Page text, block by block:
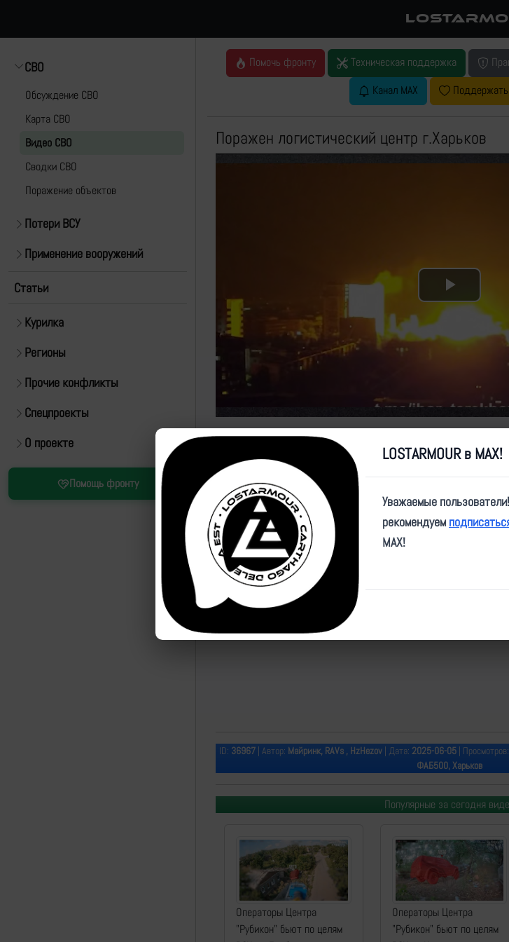
СВО
Обсуждение СВО
Карта СВО
Видео СВО
Cводки СВО
Поражение объектов
Потери ВСУ
Применение вооружений
Статьи
Курилка
Регионы
Прочие конфликты
Спецпроекты
О проекте
Помощь фронту
Помочь фронту Техническая поддержка
Канал MAX
Поражен логистический центр г.Харьков
Play
Video
ID: 36967| Автор: Майринк, RAVs , HzHezov| Дата: 2025-06-05| Просмотров:
ФАБ500, Харьков
Популярные за сегодня
Операторы Центра
"Рубикон" бьют по целям
Операторы Центра
"Рубикон" бьют по целям
LOSTARMOUR в MAX!
Уважаемые
рекомендуем
MAX!